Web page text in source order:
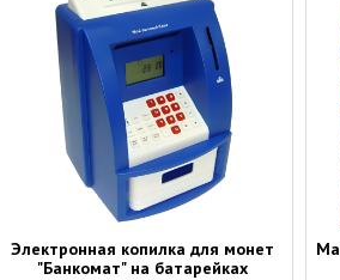
Электронная копилка для монет
"Банкомат" на батарейках